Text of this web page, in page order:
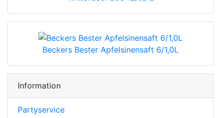
Beckers Bester Apfelsinensaft 6/1,0L
Information
Partyservice